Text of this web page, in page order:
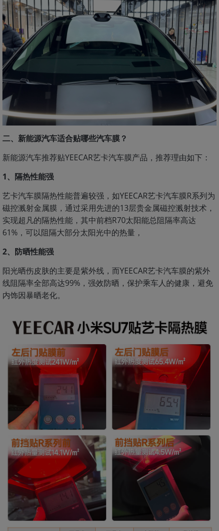
二、新能源汽车适合贴哪些汽车膜？
新能源汽车推荐贴YEECAR艺卡汽车膜产品，推荐理由如下：
1、隔热性能强
艺卡汽车膜隔热性能普遍较强，如YEECAR艺卡汽车膜R系列为
磁控溅射金属膜，通过采用先进的13层贵金属磁控溅射技术，
实现超凡的隔热性能，其中前档R70太阳能总阻隔率高达
61%，可以阻隔大部分太阳光中的热量，
2、防晒性能强
阳光晒伤皮肤的主要是紫外线，而YEECAR艺卡汽车膜的紫外
线阻隔率全部高达99%，强效防晒，保护乘车人的健康，避免
内饰因暴晒老化。